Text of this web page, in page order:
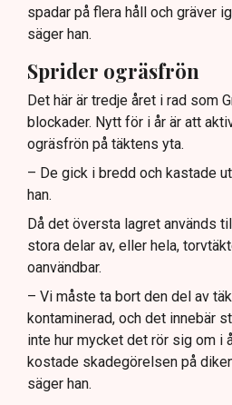
spadar på flera håll och gräver
säger han.
Sprider ogräsfrön
Det här är tredje året i rad som
blockader. Nytt för i år är att
ogräsfrön på täktens yta.
– De gick i bredd och kastade
han.
Då det översta lagret används
stora delar av, eller hela,
oanvändbar.
– Vi måste ta bort den del av
kontaminerad, och det innebär
inte hur mycket det rör sig om i
kostade skadegörelsen på
säger han.